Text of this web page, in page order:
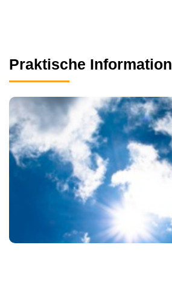
Praktische Information